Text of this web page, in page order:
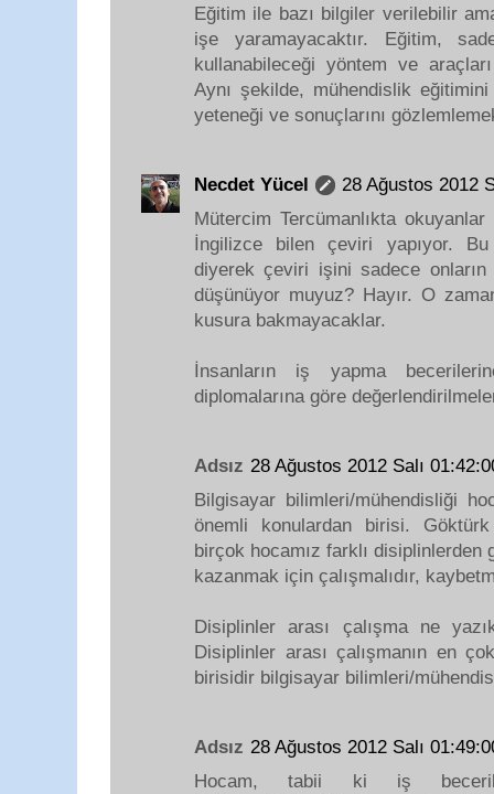
Eğitim ile bazı bilgiler verilebilir
işe yaramayacaktır. Eğitim,
kullanabileceği yöntem ve
Aynı şekilde, mühendislik
yeteneği ve sonuçlarını
Necdet Yücel
28 Ağustos 2012
Mütercim Tercümanlıkta
İngilizce bilen çeviri yapıyor.
diyerek çeviri işini sadece
düşünüyor muyuz? Hayır. O
kusura bakmayacaklar.
İnsanların iş yapma
diplomalarına göre
Adsız 28 Ağustos 2012 Salı
Bilgisayar bilimleri/mühendisliği
önemli konulardan birisi.
birçok hocamız farklı
kazanmak için çalışmalıdır,
Disiplinler arası çalışma ne
Disiplinler arası çalışmanın en
birisidir bilgisayar bilimleri/
Adsız 28 Ağustos 2012 Salı
Hocam, tabii ki iş